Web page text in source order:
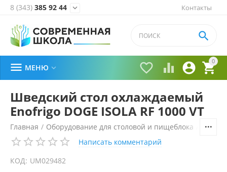
Контакты
8 (343) 385 92 44 
0


 

 МЕНЮ 
Шведский стол охлаждаемый
Enofrigo DOGE ISOLA RF 1000 VT
Главная / Оборудование для столовой и пищеблока
Написать комментарий
КОД: UM029482